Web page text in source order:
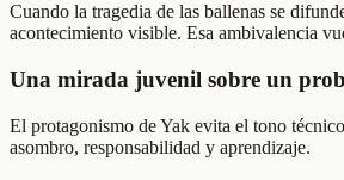
Cuando la tragedia de las ballenas se
acontecimiento visible. Esa ambivalencia
Una mirada juvenil sobre un
El protagonismo de Yak evita el tono
asombro, responsabilidad y aprendizaje.